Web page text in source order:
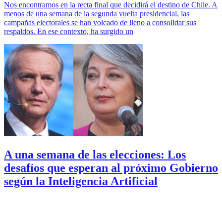
Nos encontramos en la recta final que decidirá el destino de Chile. A
menos de una semana de la segunda vuelta presidencial, las
campañas electorales se han volcado de lleno a consolidar sus
respaldos. En ese contexto, ha surgido un
A una semana de las elecciones: Los
desafíos que esperan al próximo Gobierno
según la Inteligencia Artificial